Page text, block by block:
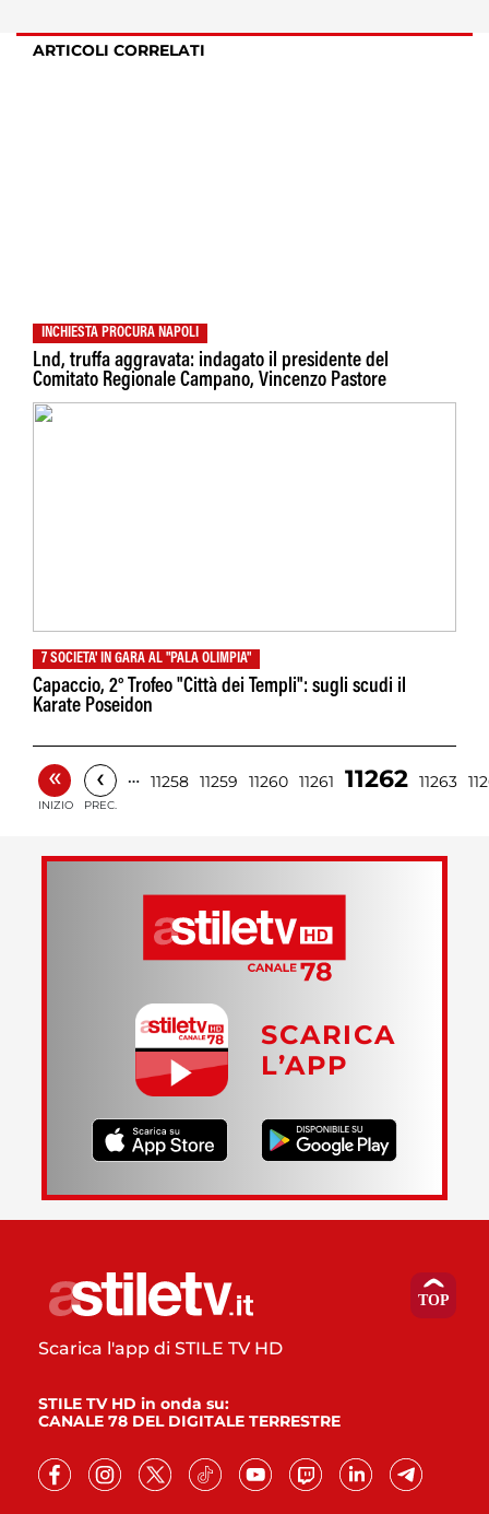
ARTICOLI CORRELATI
INCHIESTA PROCURA NAPOLI
Lnd, truffa aggravata: indagato il presidente del
Comitato Regionale Campano, Vincenzo Pastore
7 SOCIETA' IN GARA AL "PALA OLIMPIA"
Capaccio, 2° Trofeo "Città dei Templi": sugli scudi il
Karate Poseidon
«
INIZIO
‹
PREC.
… 11258 11259 11260 11261 11262 11263
SCARICA
L’APP
Scarica l'app di STILE TV HD
STILE TV HD in onda su:
CANALE 78 DEL DIGITALE TERRESTRE